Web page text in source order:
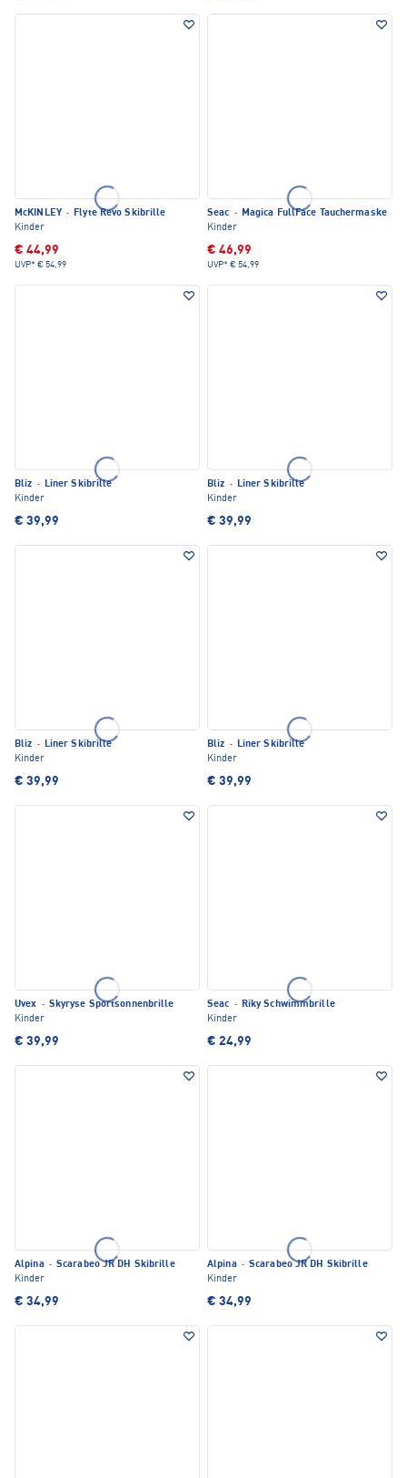
McKINLEY · Flyte Revo Skibrille
Kinder
€ 44,99
UVP* € 54,99
Seac · Magica FullFace Tauchermaske
Kinder
€ 46,99
UVP* € 54,99
Bliz · Liner Skibrille
Kinder
€ 39,99
Bliz · Liner Skibrille
Kinder
€ 39,99
Bliz · Liner Skibrille
Kinder
€ 39,99
Bliz · Liner Skibrille
Kinder
€ 39,99
Uvex · Skyryse Sportsonnenbrille
Kinder
€ 39,99
Seac · Riky Schwimmbrille
Kinder
€ 24,99
Alpina · Scarabeo JR DH Skibrille
Kinder
€ 34,99
Alpina · Scarabeo JR DH Skibrille
Kinder
€ 34,99